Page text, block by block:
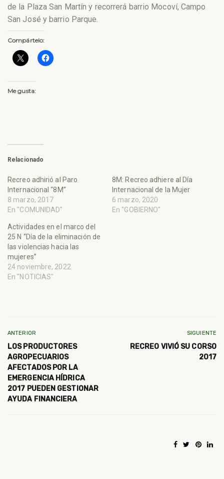
de la Plaza San Martín y recorrerá barrio Mocoví, Campo
San José y barrio Parque.
Compártelo:
Me gusta:
Relacionado
Recreo adhirió al Paro
Internacional “8M”
8 marzo, 2017
En "COMUNIDAD"
8M: Recreo adhiere al Día
Internacional de la Mujer
6 marzo, 2020
En "GOBIERNO"
Actividades en el marco del
25 N “Día de la eliminación de
las violencias hacia las
mujeres”
24 noviembre, 2022
En "NOTICIAS"
ANTERIOR
LOS PRODUCTORES
AGROPECUARIOS
AFECTADOS POR LA
EMERGENCIA HÍDRICA
2017 PUEDEN GESTIONAR
AYUDA FINANCIERA
SIGUIENTE
RECREO VIVIÓ SU CORSO
2017